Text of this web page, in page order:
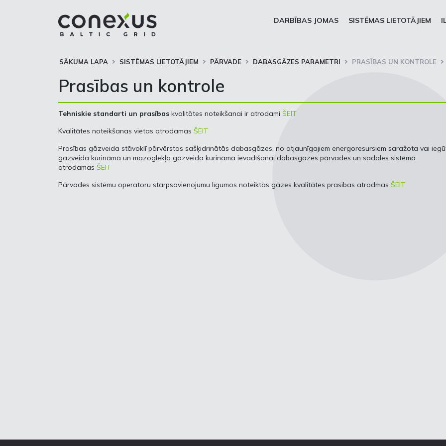
DARBĪBAS JOMAS SISTĒMAS LIETOTĀJIEM
SĀKUMA LAPA SISTĒMAS LIETOTĀJIEM PĀRVADE DABASGĀZES PARAMETRI PRASĪBAS UN KONTROLE
Prasības un kontrole
Tehniskie standarti un prasības kvalitātes noteikšanai ir atrodami ŠEIT
Kvalitātes noteikšanas vietas atrodamas ŠEIT
Prasības gāzveida stāvoklī pārvērstas sašķidrinātās dabasgāzes, no atjaunīgajiem energoresursiem saražota vai
gāzveida kurināmā un mazoglekļa gāzveida kurināmā ievadīšanai dabasgāzes pārvades un sadales sistēmā
atrodamas ŠEIT
Pārvades sistēmu operatoru starpsavienojumu līgumos noteiktās gāzes kvalitātes prasības atrodmas ŠEIT